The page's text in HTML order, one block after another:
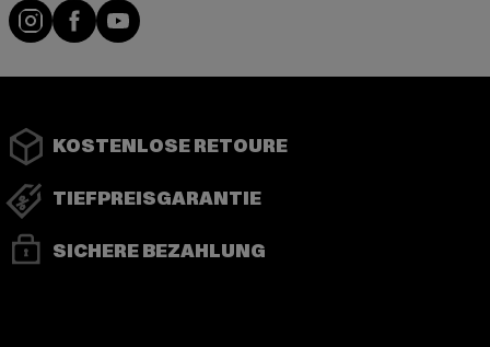
Instagram
FacebookYouTube
KOSTENLOSE RETOURE
TIEFPREISGARANTIE
SICHERE BEZAHLUNG